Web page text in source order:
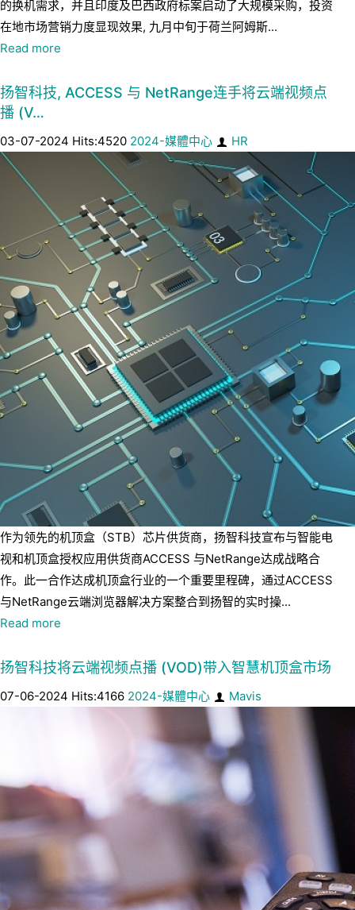
的换机需求，并且印度及巴西政府标案启动了大规模采购，投资
在地市场营销力度显现效果, 九月中旬于荷兰阿姆斯...
Read more
扬智科技, ACCESS 与 NetRange连手将云端视频点
播 (V…
03-07-2024 Hits:4520 2024-媒體中心 HR
作为领先的机顶盒（STB）芯片供货商，扬智科技宣布与智能电
视和机顶盒授权应用供货商ACCESS 与NetRange达成战略合
作。此一合作达成机顶盒行业的一个重要里程碑，通过ACCESS
与NetRange云端浏览器解决方案整合到扬智的实时操...
Read more
扬智科技将云端视频点播 (VOD)带入智慧机顶盒市场
07-06-2024 Hits:4166 2024-媒體中心 Mavis